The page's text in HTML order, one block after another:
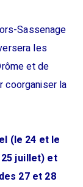
Sassenage
les
et de
coorganiser la
(le 24 et le
juillet) et
27 et 28